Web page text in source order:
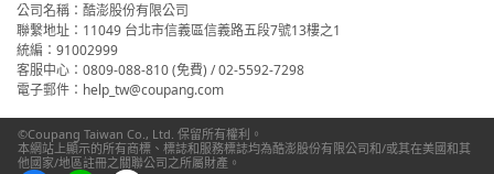
公司名稱：酷澎股份有限公司
聯繫地址：11049 台北市信義區信義路五段7號13樓之1
統編：91002999
客服中心：0809-088-810 (免費) / 02-5592-7298
電子郵件：help_tw@coupang.com
©Coupang Taiwan Co., Ltd. 保留所有權利。
本網站上顯示的所有商標、標誌和服務標誌均為酷澎股份有限公司和/或其在美國和其
他國家/地區註冊之關聯公司之所屬財產。